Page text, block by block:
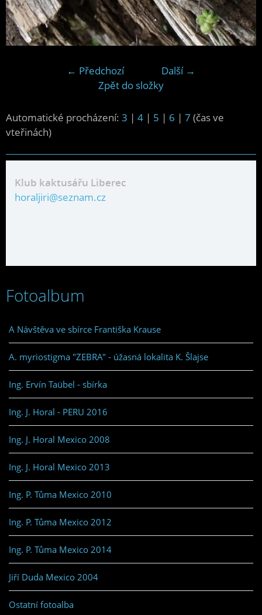
← Předchozí
Další →
Zpět do složky
Automatické procházení: 3 | 4 | 5 | 6 | 7 (čas ve
vteřinách)
Klub kaktusářu Liberec
horaljiri@seznam.cz
Fotoalbum
A Návštěva ve sbírce Františka Krause
A. myriostigma "ZEBRA" - úžasná lokalita K. Šlajse
Ing. Ervín Taübel - sbírka
Ing. J. Horal - PERU 2016
Ing. J. Horal Mexico 2008
Ing. J. Horal Mexico 2013
Ing. P. Tůma Mexico 2010
Ing. P. Tůma Mexico 2012
Ing. P. Tůma Mexico 2014
Jiří Duda Mexico 2004
Ostatní fotoalba